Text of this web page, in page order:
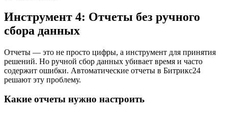
Инструмент 4: Отчеты без ручного
сбора данных
Отчеты — это не просто цифры, а инструмент для принятия
решений. Но ручной сбор данных убивает время и часто
содержит ошибки. Автоматические отчеты в Битрикс24
решают эту проблему.
Какие отчеты нужно настроить